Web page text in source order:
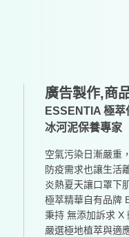
廣告製作,商
ESSENTIA 極
冰河泥保養專家
空氣污染日漸嚴重，
防疫需求也讓生活
炎熱夏天讓口罩下
極萃精華自有品牌
秉持 無添加訴求 X
嚴選極地植萃與適